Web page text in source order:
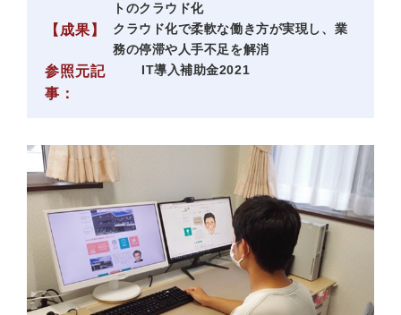
トのクラウド化
【成果】
クラウド化で柔軟な働き方が実現し、業
務の停滞や人手不足を解消
参照元記
事：
IT導入補助金2021